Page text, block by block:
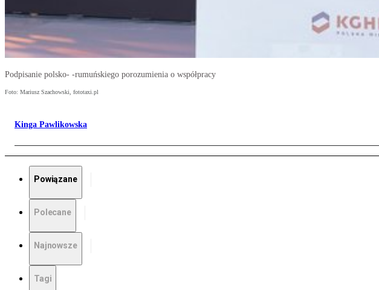
Podpisanie polsko- -rumuńskiego porozumienia o współpracy
Foto: Mariusz Szachowski, fototaxi.pl
Kinga Pawlikowska
Powiązane
Polecane
Najnowsze
Tagi